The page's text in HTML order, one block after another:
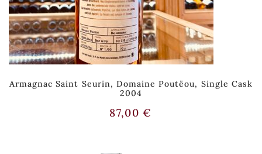
Armagnac Saint Seurin, Domaine Poutëou, Single Cask
2004
87,00€